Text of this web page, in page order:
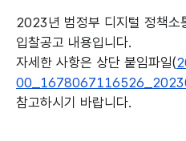
2023년 범정부 디지털 정책소
입찰공고 내용입니다.
자세한 사항은 상단 붙임파일(
참고하시기 바랍니다.